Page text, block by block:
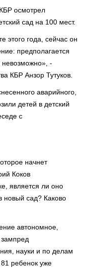
осмотрел
сад на 100 мест.
этого года, сейчас он
предполагается
невозможно», -
КБР Анзор Тутуков.
аварийного,
детей в детский
с
начнет
Коков
является ли оно
новый сад? Каково
автономное,
науки и по делам
ребенок уже